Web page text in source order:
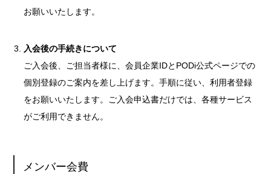
お願いいたします。
入会後の手続きについて
ご入会後、ご担当者様に、会員企業IDとPODi公式ページでの
個別登録のご案内を差し上げます。手順に従い、利用者登録
をお願いいたします。ご入会申込書だけでは、各種サービス
がご利用できません。
メンバー会費